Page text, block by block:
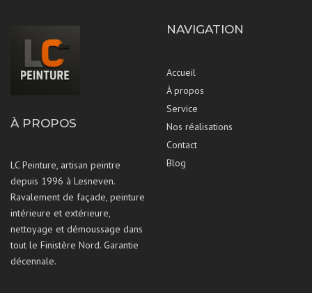
À PROPOS
LC Peinture, artisan peintre
depuis 1996 à Lesneven.
Ravalement de façade, peinture
intérieure et extérieure,
nettoyage et démoussage dans
tout le Finistère Nord. Garantie
décennale.
NAVIGATION
Accueil
À propos
Service
Nos réalisations
Contact
Blog